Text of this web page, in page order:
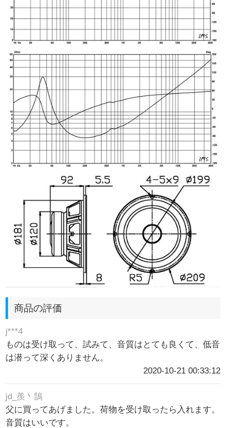
商品の評価
j***4
ものは受け取って、試みて、音質はとても良くて、低音
は潜って深くありません。
2020-10-21 00:33:12
jd_羨丶鵠
父に買ってあげました。荷物を受け取ったら入れます。
音質はいいです。